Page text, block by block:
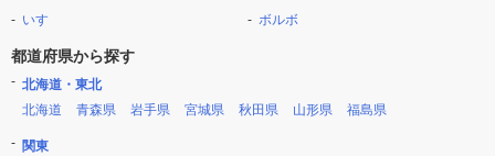
いすゞ
ボルボ
都道府県から探す
北海道・東北
北海道
青森県 岩手県 宮城県 秋田県 山形県 福島県
関東